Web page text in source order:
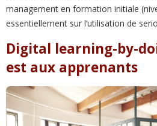
management en formation initiale
essentiellement sur l’utilisation de
Digital learning-by-
est aux apprenants